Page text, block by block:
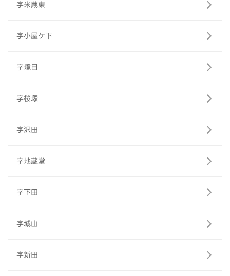
字米蔵東
字小屋ケ下
字境目
字桜塚
字沢田
字地蔵堂
字下田
字城山
字新田